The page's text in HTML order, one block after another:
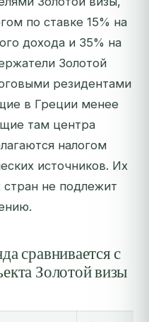
по ставке 15% на
дохода и 35% на
Золотой
резидентами
в Греции менее
там центра
налогом
источников. Их
не подлежит
сравнивается с
Золотой визы